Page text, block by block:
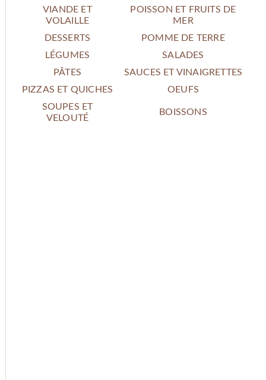
VIANDE ET
VOLAILLE
POISSON ET FRUITS DE
MER
DESSERTS
POMME DE TERRE
LÉGUMES
SALADES
PÂTES
SAUCES ET VINAIGRETTES
PIZZAS ET QUICHES
OEUFS
SOUPES ET
VELOUTÉ
BOISSONS